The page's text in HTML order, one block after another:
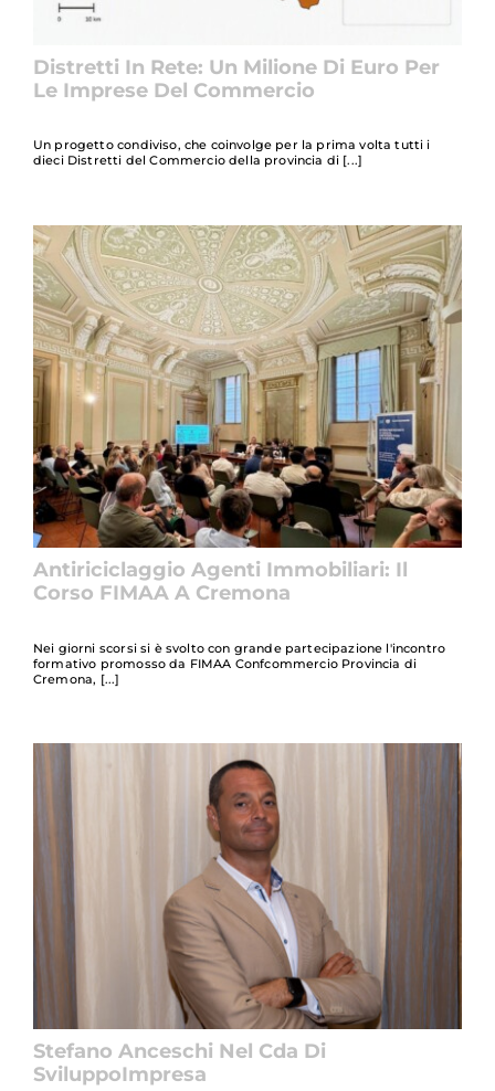
Distretti In Rete: Un Milione Di Euro Per
Le Imprese Del Commercio
Un progetto condiviso, che coinvolge per la prima volta tutti i
dieci Distretti del Commercio della provincia di
Antiriciclaggio Agenti Immobiliari: Il
Corso FIMAA A Cremona
Nei giorni scorsi si è svolto con grande partecipazione l'incontro
formativo promosso da FIMAA Confcommercio Provincia di
Cremona,
Stefano Anceschi Nel Cda Di
SviluppoImpresa